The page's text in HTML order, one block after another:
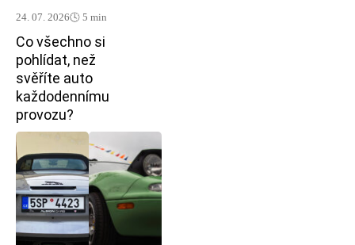
24. 07. 2026🕓 5 min
Co všechno si
pohlídat, než
svěříte auto
každodennímu
provozu?